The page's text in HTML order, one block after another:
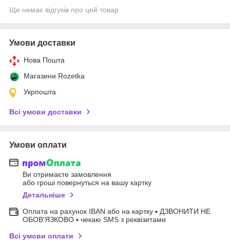
Ще немає відгуків про цей товар
Умови доставки
Нова Пошта
Магазини Rozetka
Укрпошта
Всі умови доставки
Умови оплати
Ви отримаєте замовлення
або гроші повернуться на вашу картку
Детальніше
Оплата на рахунок IBAN або на картку ▪ ДЗВОНИТИ НЕ
ОБОВ'ЯЗКОВО ▪ чекаю SMS з реквізитами
Всі умови оплати